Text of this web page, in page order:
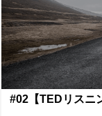
#02【TEDリス